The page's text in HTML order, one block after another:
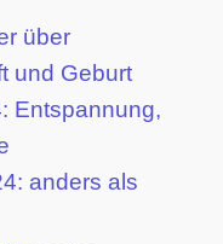
über
und Geburt
Entspannung,
anders als